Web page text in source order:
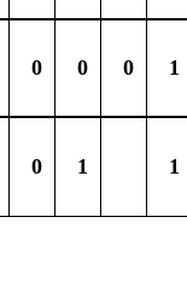
0 0 0 1
0 1 1